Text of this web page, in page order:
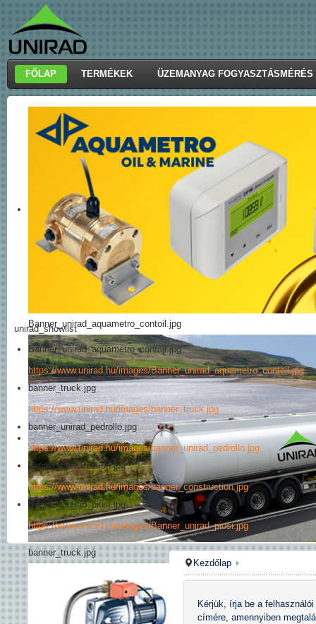
FŐLAP TERMÉKEK ÜZEMANYAG FOGYASZTÁSMÉRÉS
Banner_unirad_aquametro_contoil.jpg
banner_truck.jpg
unirad_showlist
Banner_unirad_aquametro_contoil.jpg
https://www.unirad.hu/images/Banner_unirad_aquametro_contoil.jpg
banner_truck.jpg
https://www.unirad.hu/images/banner_truck.jpg
banner_unirad_pedrollo.jpg
https://www.unirad.hu/images/banner_unirad_pedrollo.jpg
banner_construction.jpg
https://www.unirad.hu/images/banner_construction.jpg
Banner_unirad_piusi.jpg
https://www.unirad.hu/images/Banner_unirad_piusi.jpg
Kezdőlap
Kérjük, írja be a
címére, amennyiben